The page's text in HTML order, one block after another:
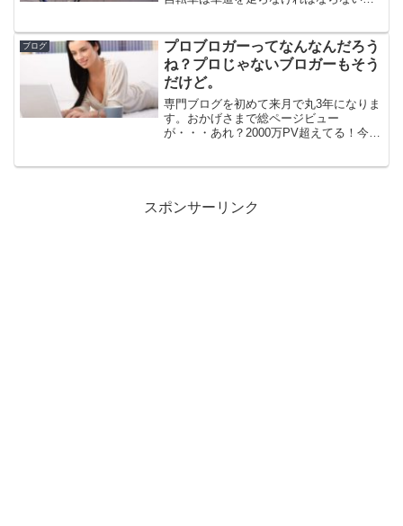
れている場所も少なからずあります。そ
ういった情報を見て、正し...
ブログ
プロブロガーってなんなんだろう
ね？プロじゃないブロガーもそう
だけど。
専門ブログを初めて来月で丸3年になりま
す。おかげさまで総ページビュー
が・・・あれ？2000万PV超えてる！今月
スポンサーリンク